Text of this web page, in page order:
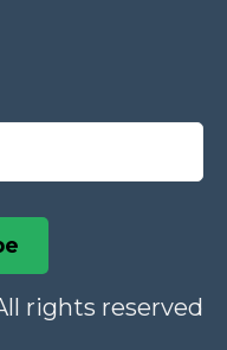
rights reserved